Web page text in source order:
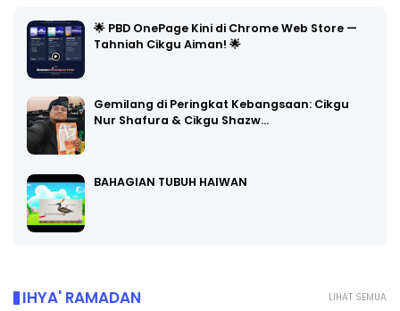
🌟 PBD OnePage Kini di Chrome Web Store —
Tahniah Cikgu Aiman! 🌟
Gemilang di Peringkat Kebangsaan: Cikgu
Nur Shafura & Cikgu Shazw…
BAHAGIAN TUBUH HAIWAN
LIHAT SEMUA
IHYA' RAMADAN